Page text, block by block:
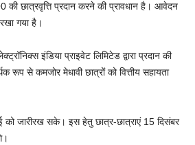
छात्रवृत्ति प्रदान करने की प्रावधान है। आवेदन
गया है।
इंडिया प्राइवेट लिमिटेड द्वारा प्रदान की
रूप से कमजोर मेधावी छात्रों को वित्तीय सहायता
को जारीरख सके। इस हेतु छात्र-छात्राएं 15 दिसंबर